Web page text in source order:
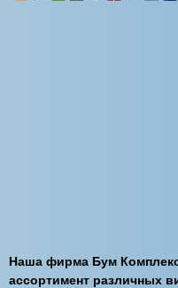
Наша фирма Бум
ассортимент различных